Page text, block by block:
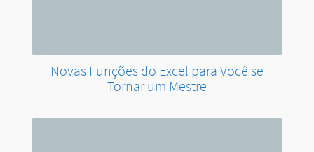
Novas Funções do Excel para Você se
Tornar um Mestre